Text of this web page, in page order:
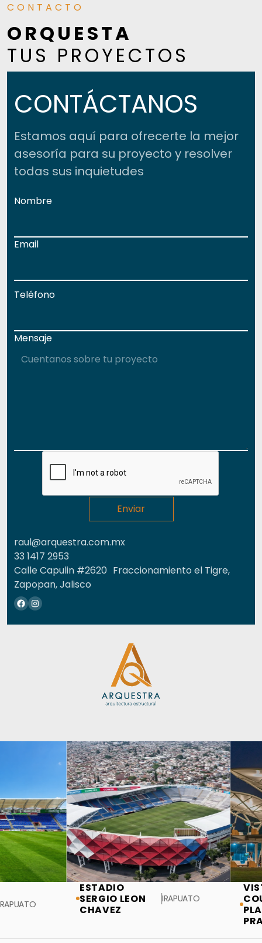
CONTACTO
ORQUESTA
TUS PROYECTOS
raul@arquestra.com.mx
33 1417 2953
Calle Capulin #2620 Fraccionamiento el Tigre,
Zapopan, Jalisco
CONTÁCTANOS
Estamos aquí para ofrecerte la mejor
asesoría para su proyecto y resolver
todas sus inquietudes
Nombre
Email
Teléfono
Mensaje
ESTADIO
SERGIO LEON
CHAVEZ
IRAPUATO
VISTA